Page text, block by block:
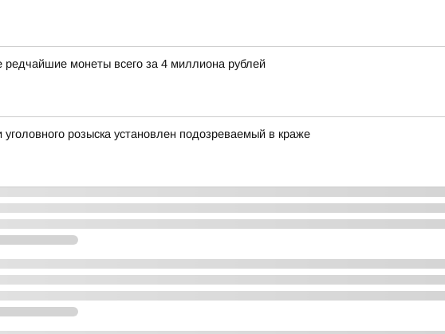
монеты всего за 4 миллиона рублей
уголовного розыска установлен подозреваемый в краже